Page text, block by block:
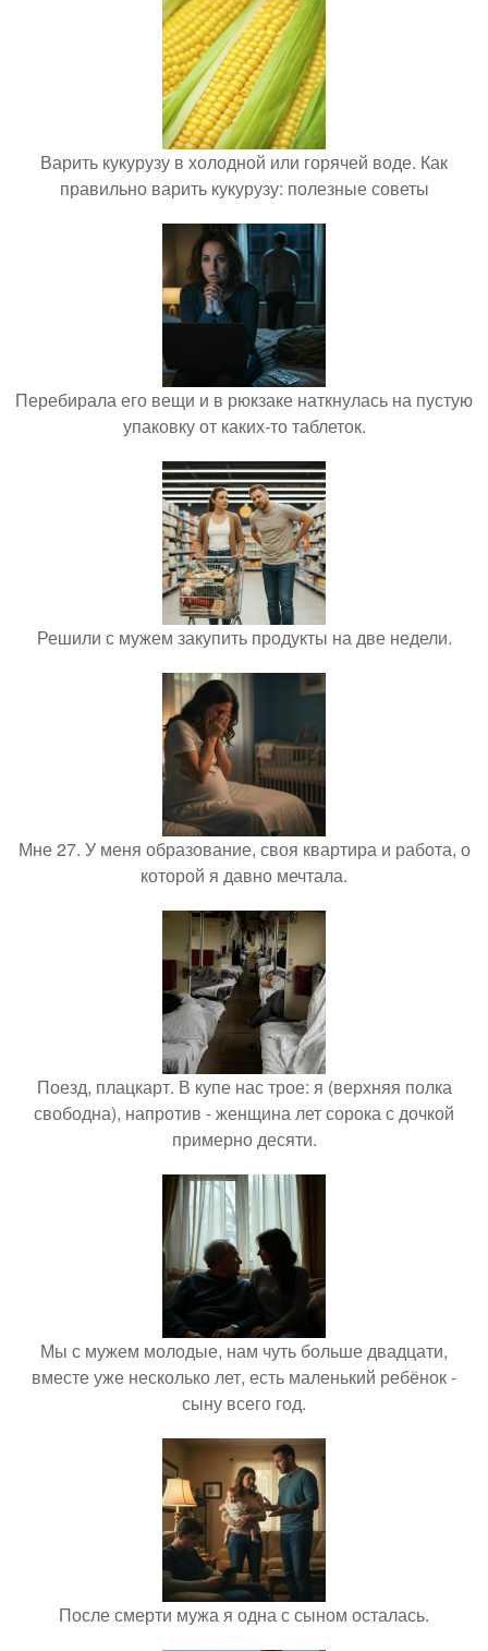
Варить кукурузу в холодной или горячей воде. Как
правильно варить кукурузу: полезные советы
Перебирала его вещи и в рюкзаке наткнулась на пустую
упаковку от каких-то таблеток.
Решили с мужем закупить продукты на две недели.
Мне 27. У меня образование, своя квартира и работа, о
которой я давно мечтала.
Поезд, плацкарт. В купе нас трое: я (верхняя полка
свободна), напротив - женщина лет сорока с дочкой
примерно десяти.
Мы с мужем молодые, нам чуть больше двадцати,
вместе уже несколько лет, есть маленький ребёнок -
сыну всего год.
После смерти мужа я одна с сыном осталась.